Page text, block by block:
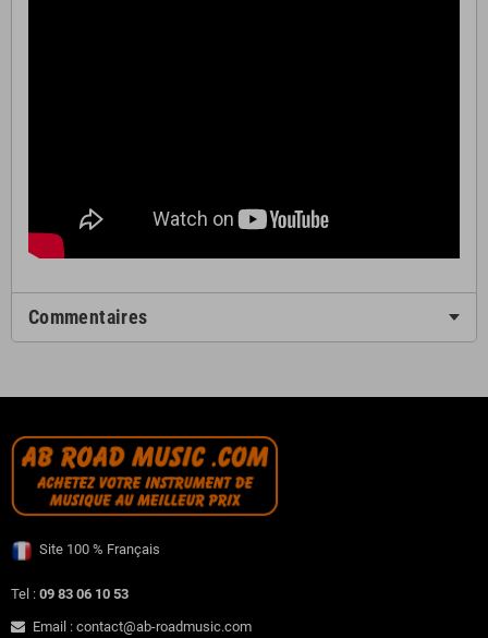
Commentaires
Site 100 % Français
Tel : 09 83 06 10 53
Email : contact@ab-roadmusic.com